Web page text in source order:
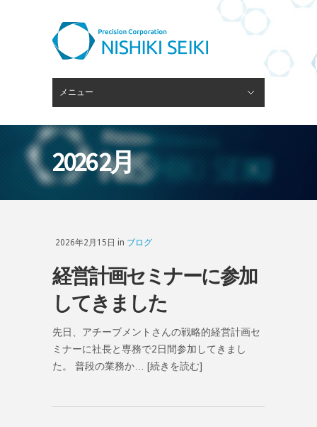
メニュー
2026 2月
2026年2月15日 in ブログ
経営計画セミナーに参加
してきました
先日、アチーブメントさんの戦略的経営計画セ
ミナーに社長と専務で2日間参加してきまし
た。 普段の業務か…
[続きを読む]